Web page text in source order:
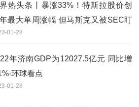
热头条丨暴涨33%！特斯拉股价创
最大单周涨幅 但马斯克又被SEC盯
01-28
年济南GDP为12027.5亿元 同比增
环球看点
01-28